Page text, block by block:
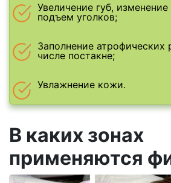
Увеличение губ,
подъем уголков;
Заполнение атрофических
числе постакне;
Увлажнение кожи.
В каких зонах
применяются